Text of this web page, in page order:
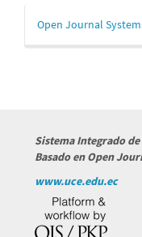
por
Open Journal
Sistema Integrado
Basado en Open
www.uce.edu.ec